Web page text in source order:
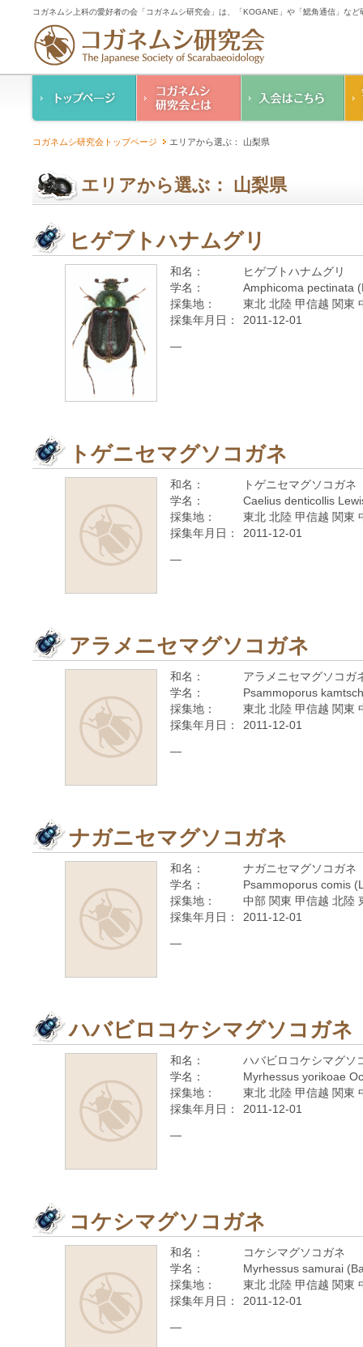
コガネムシ上科の愛好者の会「コガネムシ研究会」は、「KOGANE」や「鰓角通信」な
ご案内
幹事紹介
コガネムシ研究会トップページ エリアから選ぶ： 山梨県
エリアから選ぶ： 山梨県
ヒゲブトハナムグリ
和名：
ヒゲブトハナムグリ
学名：
Amphicoma pectinata
採集地：
東北 北陸 甲信越 関東
採集年月日：
2011-12-01
—
トゲニセマグソコガネ
和名：
トゲニセマグソコガネ
学名：
Caelius denticollis
採集地：
東北 北陸 甲信越 関東
採集年月日：
2011-12-01
—
アラメニセマグソコガネ
和名：
アラメニセマグソコガ
学名：
Psammoporus
採集地：
東北 北陸 甲信越 関東
採集年月日：
2011-12-01
—
ナガニセマグソコガネ
和名：
ナガニセマグソコガネ
学名：
Psammoporus comis
採集地：
中部 関東 甲信越 北陸
採集年月日：
2011-12-01
—
ハバビロコケシマグソコガネ
和名：
ハバビロコケシマグソ
学名：
Myrhessus yorikoae
採集地：
東北 北陸 甲信越 関東
採集年月日：
2011-12-01
—
コケシマグソコガネ
和名：
コケシマグソコガネ
学名：
Myrhessus samurai
採集地：
東北 北陸 甲信越 関東
採集年月日：
2011-12-01
—